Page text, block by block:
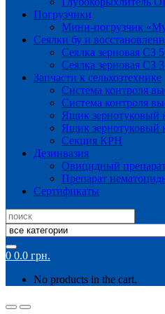
Погрузчики
Мини-погрузчик
Сеялки бу и
Сеялка зерновая СЗ
Сеялка зерновая СЗ
Запчасти к сельхозтехнике
Система контроля
Система контроля
Ящик зернотуковый
Ящик зернотуковый
Секция КРН
Дезинвазия
Овицидный
Препарат
Сертификаты
Search
for:
0 0.0 грн.
No products in the cart.